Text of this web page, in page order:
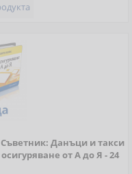
Данъци и такси
от А до Я - 24